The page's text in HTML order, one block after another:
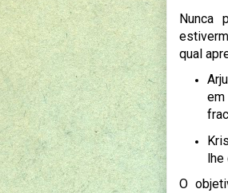
Nunca
qual
lhe
O